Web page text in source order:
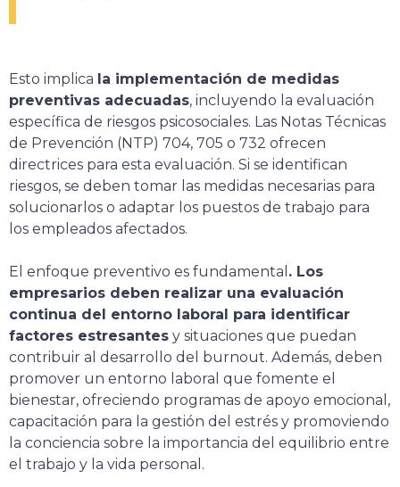
Esto implica la implementación de medidas
preventivas adecuadas, incluyendo la evaluación
específica de riesgos psicosociales. Las Notas Técnicas
de Prevención (NTP) 704, 705 o 732 ofrecen
directrices para esta evaluación. Si se identifican
riesgos, se deben tomar las medidas necesarias para
solucionarlos o adaptar los puestos de trabajo para
los empleados afectados.
El enfoque preventivo es fundamental . Los
empresarios deben realizar una evaluación
continua del entorno laboral para identificar
factores estresantes y situaciones que puedan
contribuir al desarrollo del burnout. Además, deben
promover un entorno laboral que fomente el
bienestar, ofreciendo programas de apoyo emocional,
capacitación para la gestión del estrés y promoviendo
la conciencia sobre la importancia del equilibrio entre
el trabajo y la vida personal.